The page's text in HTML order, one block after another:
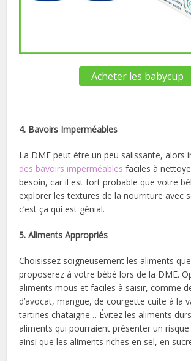
Acheter les babycup
4. Bavoirs Imperméables
La DME peut être un peu salissante, alors
des bavoirs imperméables faciles à
besoin, car il est fort probable que votre
explorer les textures de la nourriture avec
c’est ça qui est génial.
5. Aliments Appropriés
Choisissez soigneusement les aliments
proposerez à votre bébé lors de la DME.
aliments mous et faciles à saisir, comme
d’avocat, mangue, de courgette cuite à la
tartines chataigne… Évitez les aliments
aliments qui pourraient présenter un risque
ainsi que les aliments riches en sel, en